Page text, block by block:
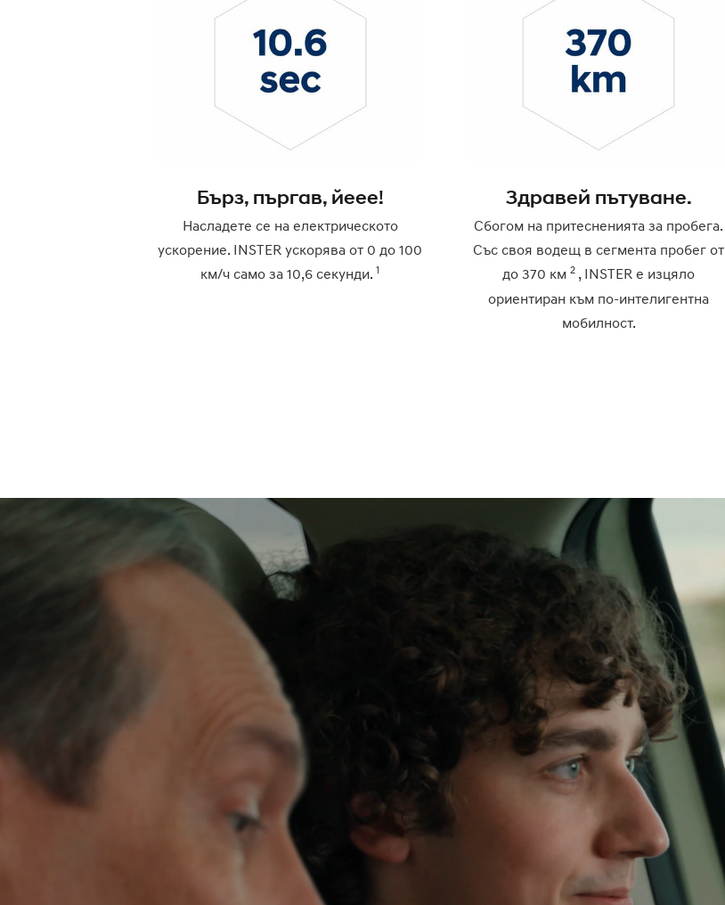
Бърз, пъргав, йеее!
Насладете се на електрическото
ускорение. INSTER ускорява от 0 до 100
км/ч само за 10,6 секунди.1
Здравей пътуване.
Сбогом на притесненията за пробега.
Със своя водещ в сегмента пробег от
до 370 км2 , INSTER е изцяло
ориентиран към по-интелигентна
мобилност.